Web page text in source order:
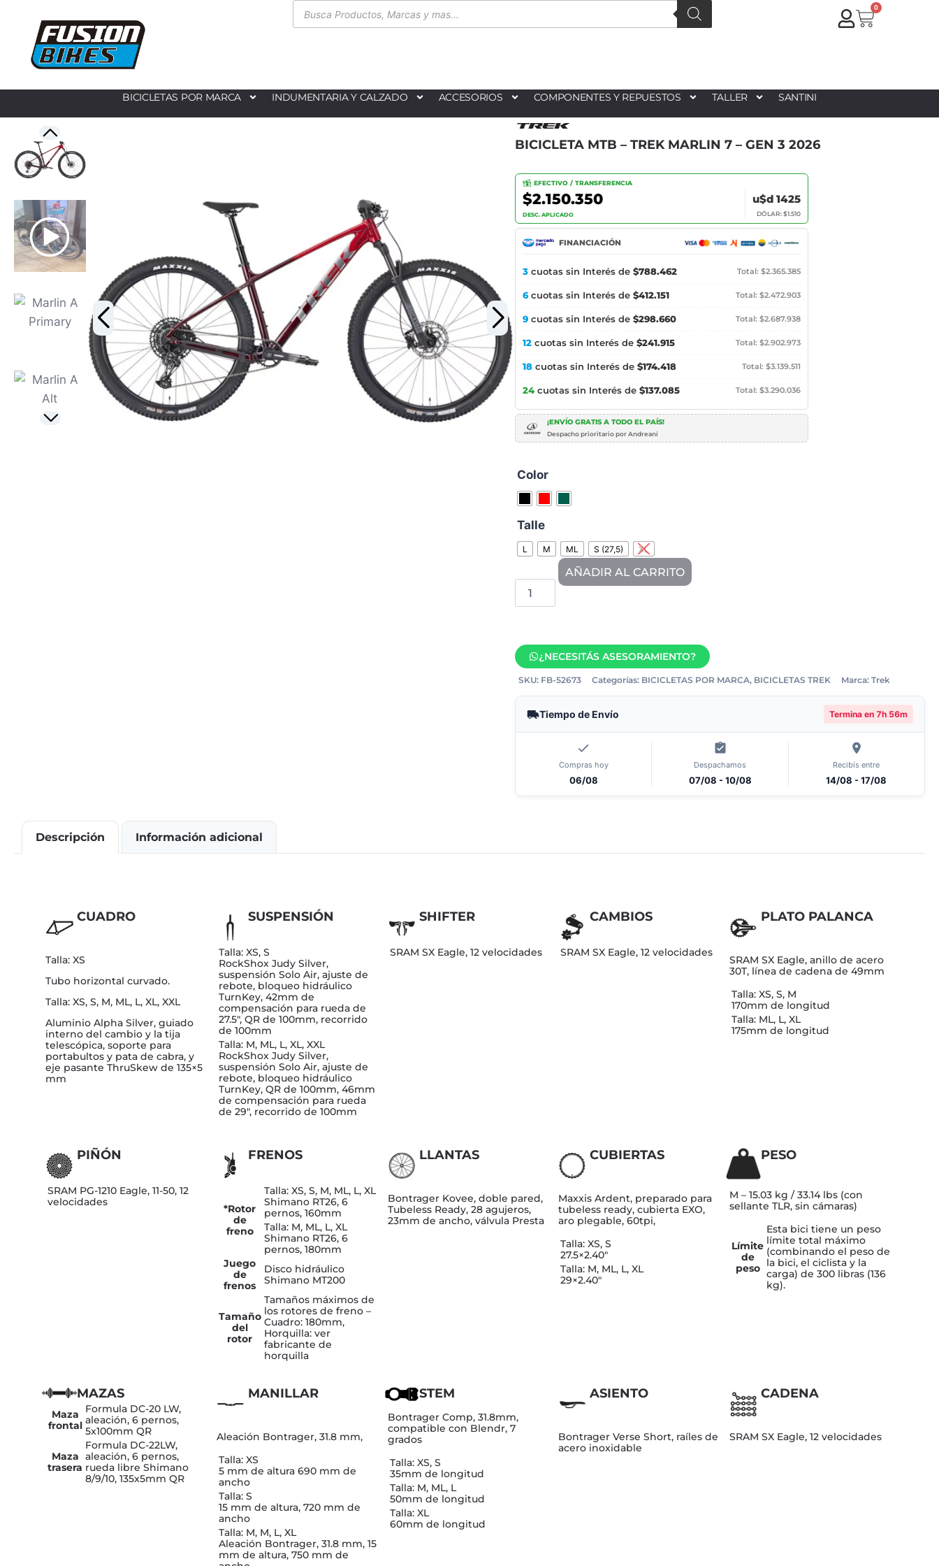
0
BICICLETAS POR MARCA INDUMENTARIA Y CALZADO ACCESORIOS COMPONENTES Y REPUESTOS TALLER SANTINI
BICICLETA MTB – TREK MARLIN 7 – GEN 3 2026
EFECTIVO / TRANSFERENCIA
$2.150.350
DESC. APLICADO
u$d 1425
DÓLAR: $1.510
FINANCIACIÓN
3 cuotas sin Interés de$788.462 Total: $2.365.385
6cuotas sin Interés de$412.151 Total: $2.472.903
9 cuotas sin Interés de$298.660 Total: $2.687.938
12 cuotas sin Interés de$241.915 Total: $2.902.973
18 cuotas sin Interés de$174.418 Total: $3.139.511
24 cuotas sin Interés de$137.085 Total: $3.290.036
¡ENVÍO GRATIS A TODO EL PAÍS!
Despacho prioritario por Andreani
Color
Talle
L M ML S (27,5) XL
AÑADIR AL CARRITO
¿NECESITÁS ASESORAMIENTO?
SKU: FB-52673 Categorías: BICICLETAS POR MARCA, BICICLETAS TREK Marca:Trek
Tiempo de Envío Termina en 7h 56m
Compras hoy
06/08
Despachamos
07/08 - 10/08
Recibís entre
14/08 - 17/08
Descripción Información adicional
CUADRO
Talla: XS
Tubo horizontal curvado.
Talla: XS, S, M, ML, L, XL, XXL
Aluminio Alpha Silver, guiado
interno del cambio y la tija
telescópica, soporte para
portabultos y pata de cabra, y
eje pasante ThruSkew de 135×5
mm
SUSPENSIÓN
Talla: XS, S
RockShox Judy Silver,
suspensión Solo Air, ajuste de
rebote, bloqueo hidráulico
TurnKey, 42mm de
compensación para rueda de
27.5″, QR de 100mm, recorrido
de 100mm
Talla: M, ML, L, XL, XXL
RockShox Judy Silver,
suspensión Solo Air, ajuste de
rebote, bloqueo hidráulico
TurnKey, QR de 100mm, 46mm
de compensación para rueda
de 29″, recorrido de 100mm
SHIFTER
SRAM SX Eagle, 12 velocidades
CAMBIOS
SRAM SX Eagle, 12 velocidades
PLATO PALANCA
SRAM SX Eagle, anillo de acero
30T, línea de cadena de 49mm
Talla: XS, S, M
170mm de longitud
Talla: ML, L, XL
175mm de longitud
PIÑÓN
SRAM PG-1210 Eagle, 11-50, 12
velocidades
FRENOS
*Rotor
de
freno
Talla: XS, S, M, ML, L, XL
Shimano RT26, 6
pernos, 160mm
Talla: M, ML, L, XL
Shimano RT26, 6
pernos, 180mm
Juego
de
frenos
Disco hidráulico
Shimano MT200
Tamaño
del
rotor
Tamaños máximos de
los rotores de freno –
Cuadro: 180mm,
Horquilla: ver
fabricante de
horquilla
LLANTAS
Bontrager Kovee, doble pared,
Tubeless Ready, 28 agujeros,
23mm de ancho, válvula Presta
CUBIERTAS
Maxxis Ardent, preparado para
tubeless ready, cubierta EXO,
aro plegable, 60tpi,
Talla: XS, S
27.5×2.40″
Talla: M, ML, L, XL
29×2.40″
PESO
M – 15.03 kg / 33.14 lbs (con
sellante TLR, sin cámaras)
Límite
de
peso
Esta bici tiene un peso
límite total máximo
(combinando el peso de
la bici, el ciclista y la
carga) de 300 libras (136
kg).
MAZAS
Maza
frontal
Formula DC-20 LW,
aleación, 6 pernos,
5x100mm QR
Maza
trasera
Formula DC-22LW,
aleación, 6 pernos,
rueda libre Shimano
8/9/10, 135x5mm QR
MANILLAR
Aleación Bontrager, 31.8 mm,
Talla: XS
5 mm de altura 690 mm de
ancho
Talla: S
15 mm de altura, 720 mm de
ancho
Talla: M, M, L, XL
Aleación Bontrager, 31.8 mm, 15
mm de altura, 750 mm de
STEM
Bontrager Comp, 31.8mm,
compatible con Blendr, 7
grados
Talla: XS, S
35mm de longitud
Talla: M, ML, L
50mm de longitud
Talla: XL
60mm de longitud
ASIENTO
Bontrager Verse Short, raíles de
acero inoxidable
CADENA
SRAM SX Eagle, 12 velocidades